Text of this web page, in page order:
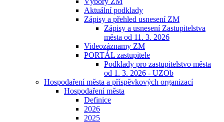
Aktuální podklady
Zápisy a přehled usnesení ZM
Zápisy a usnesení Zastupitelstva
města od 11. 3. 2026
Videozáznamy ZM
PORTÁL zastupitele
Podklady pro zastupitelstvo města
od 1. 3. 2026 - UZOb
Hospodaření města a příspěvkových organizací
Hospodaření města
Definice
2026
2025